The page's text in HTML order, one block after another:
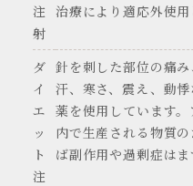
注
射
治療により適応外使用
ダ
イ
エ
ッ
ト
注
針を刺した部位の痛
汗、寒さ、震え、動
薬を使用しています
内で生産される物質
ば副作用や過剰症はま